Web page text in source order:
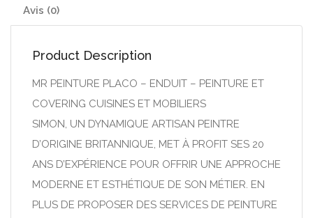
Avis (0)
Product Description
MR PEINTURE PLACO – ENDUIT – PEINTURE ET
COVERING CUISINES ET MOBILIERS
SIMON, UN DYNAMIQUE ARTISAN PEINTRE
D’ORIGINE BRITANNIQUE, MET À PROFIT SES 20
ANS D’EXPÉRIENCE POUR OFFRIR UNE APPROCHE
MODERNE ET ESTHÉTIQUE DE SON MÉTIER. EN
PLUS DE PROPOSER DES SERVICES DE PEINTURE